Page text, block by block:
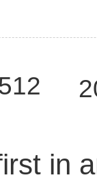
in